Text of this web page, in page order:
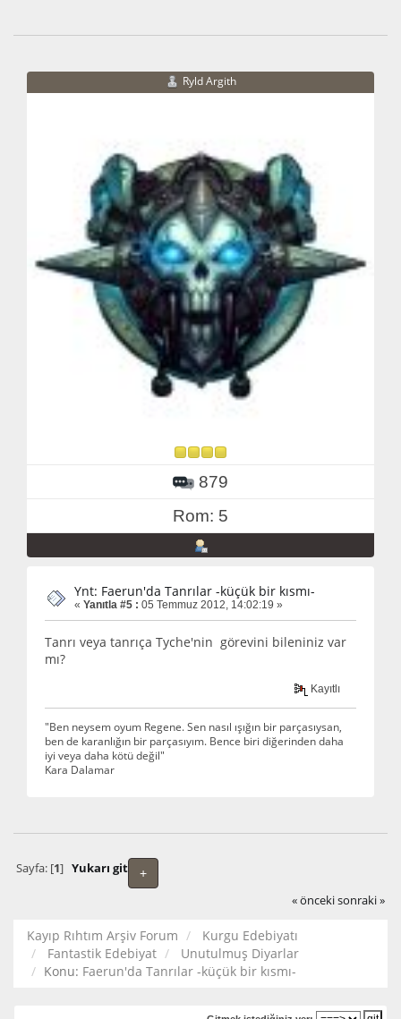
Ryld Argith
879
Rom: 5
Ynt: Faerun'da Tanrılar -küçük bir kısmı-
« Yanıtla #5 : 05 Temmuz 2012, 14:02:19 »
Tanrı veya tanrıça Tyche'nin görevini bileniniz var
mı?
Kayıtlı
"Ben neysem oyum Regene. Sen nasıl ışığın bir parçasıysan,
ben de karanlığın bir parçasıyım. Bence biri diğerinden daha
iyi veya daha kötü değil"
Kara Dalamar
+
Sayfa: [1] Yukarı git
« önceki sonraki »
Kayıp Rıhtım Arşiv Forum
Kurgu Edebiyatı
Fantastik Edebiyat
Unutulmuş Diyarlar
Konu: Faerun'da Tanrılar -küçük bir kısmı-